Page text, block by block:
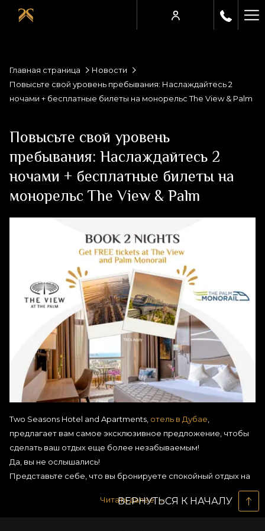
Главная страница
Новости
Повысьте свой уровень пребывания: Наслаждайтесь 2
ночами + бесплатные билеты на монорельс The View & Palm
Повысьте свой уровень
пребывания: Наслаждайтесь 2
ночами + бесплатные билеты на
монорельс The View & Palm
Two Seasons Hotel and Apartments, отель в Дубае
предлагает вам самое эксклюзивное предложение, чтобы
сделать ваш отдых еще более незабываемым!
Да, вы не ослышались!
Представьте себе, что вы бронируете спокойный отдых на
The
БЕСПЛАТНО!
Читать далее
ВЕРНУТЬСЯ К НАЧАЛУ